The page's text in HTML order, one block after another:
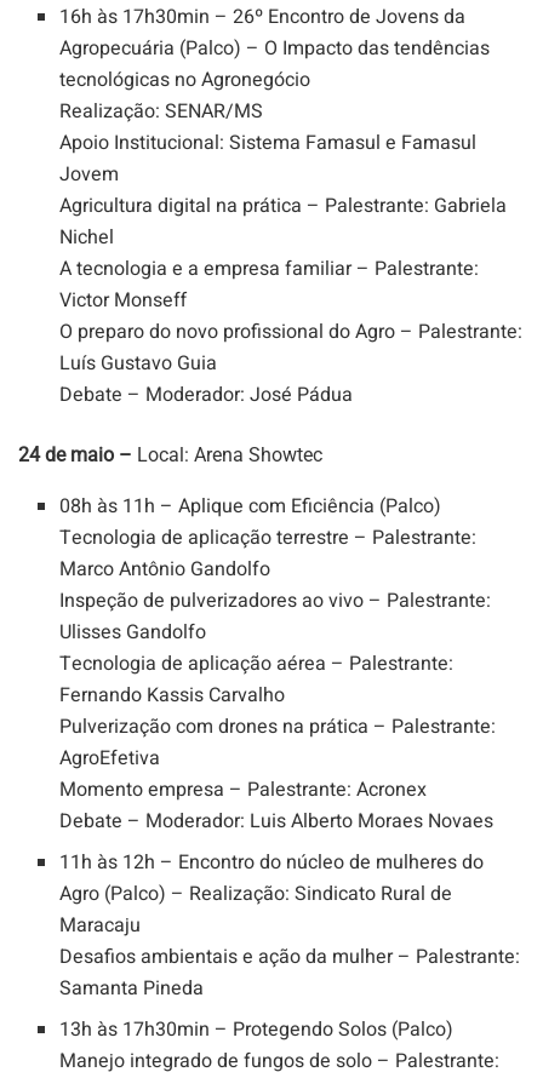
16h às 17h30min – 26º Encontro de Jovens da
Agropecuária (Palco) – O Impacto das tendências
tecnológicas no Agronegócio
Realização: SENAR/MS
Apoio Institucional: Sistema Famasul e Famasul
Jovem
Agricultura digital na prática – Palestrante: Gabriela
Nichel
A tecnologia e a empresa familiar – Palestrante:
Victor Monseff
O preparo do novo profissional do Agro – Palestrante:
Luís Gustavo Guia
Debate – Moderador: José Pádua
24 de maio – Local: Arena Showtec
08h às 11h – Aplique com Eficiência (Palco)
Tecnologia de aplicação terrestre – Palestrante:
Marco Antônio Gandolfo
Inspeção de pulverizadores ao vivo – Palestrante:
Ulisses Gandolfo
Tecnologia de aplicação aérea – Palestrante:
Fernando Kassis Carvalho
Pulverização com drones na prática – Palestrante:
AgroEfetiva
Momento empresa – Palestrante: Acronex
Debate – Moderador: Luis Alberto Moraes Novaes
11h às 12h – Encontro do núcleo de mulheres do
Agro (Palco) – Realização: Sindicato Rural de
Maracaju
Desafios ambientais e ação da mulher – Palestrante:
Samanta Pineda
13h às 17h30min – Protegendo Solos (Palco)
Manejo integrado de fungos de solo – Palestrante: